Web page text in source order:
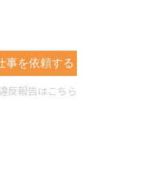
事を依頼する
違反報告はこちら